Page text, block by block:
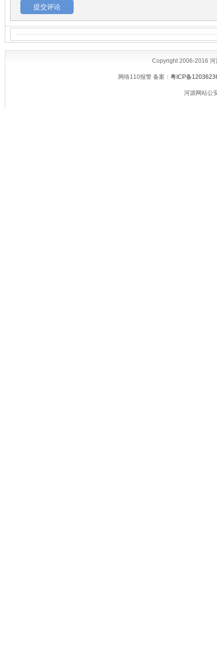
Copyright 2006-2016
网络110报警 备案： 粤ICP备
河源网站公